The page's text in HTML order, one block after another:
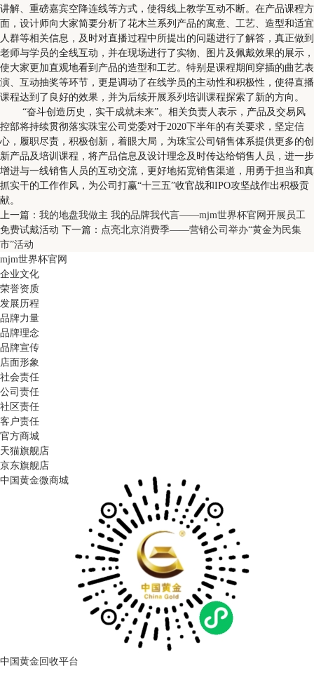
讲解、重磅嘉宾空降连线等方式，使得线上教学互动不断。在产品课程方
面，设计师向大家简要分析了花木兰系列产品的寓意、工艺、造型和适宜
人群等相关信息，及时对直播过程中所提出的问题进行了解答，真正做到
老师与学员的全线互动，并在现场进行了实物、图片及佩戴效果的展示，
使大家更加直观地看到产品的造型和工艺。特别是课程期间穿插的曲艺表
演、互动抽奖等环节，更是调动了在线学员的主动性和积极性，使得直播
课程达到了良好的效果，并为后续开展系列培训课程探索了新的方向。
“奋斗创造历史，实干成就未来”。相关负责人表示，产品及交易风
控部将持续贯彻落实珠宝公司党委对于2020下半年的有关要求，坚定信
心，履职尽责，积极创新，着眼大局，为珠宝公司销售体系提供更多的创
新产品及培训课程，将产品信息及设计理念及时传达给销售人员，进一步
增进与一线销售人员的互动交流，更好地拓宽销售渠道，用勇于担当和真
抓实干的工作作风，为公司打赢“十三五”收官战和IPO攻坚战作出积极贡
献。
上一篇： 我的地盘我做主 我的品牌我代言——mjm世界杯官网开展员工
免费试戴活动 下一篇： 点亮北京消费季——营销公司举办“黄金为民集
市”活动
mjm世界杯官网
企业文化
荣誉资质
发展历程
品牌力量
品牌理念
品牌宣传
店面形象
社会责任
公司责任
社区责任
客户责任
官方商城
天猫旗舰店
京东旗舰店
中国黄金微商城
中国黄金回收平台